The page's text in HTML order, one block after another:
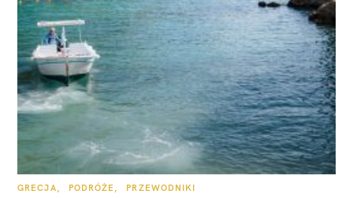
K
GRECJA PODRÓŻE PRZEWODNIKI